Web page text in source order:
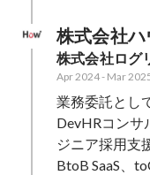
株式会社
株式会社ログ
Apr 2024- Mar
業務委託とし
DevHRコンサ
ジニア採用支
BtoB SaaS、